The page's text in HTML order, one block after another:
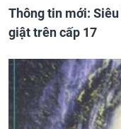
Thông tin mới:
giật trên cấp 17